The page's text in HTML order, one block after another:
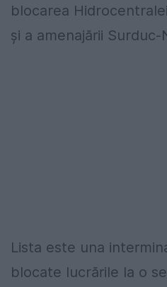
blocarea
și a amenajării Surduc-
Lista este una
blocate lucrările la o